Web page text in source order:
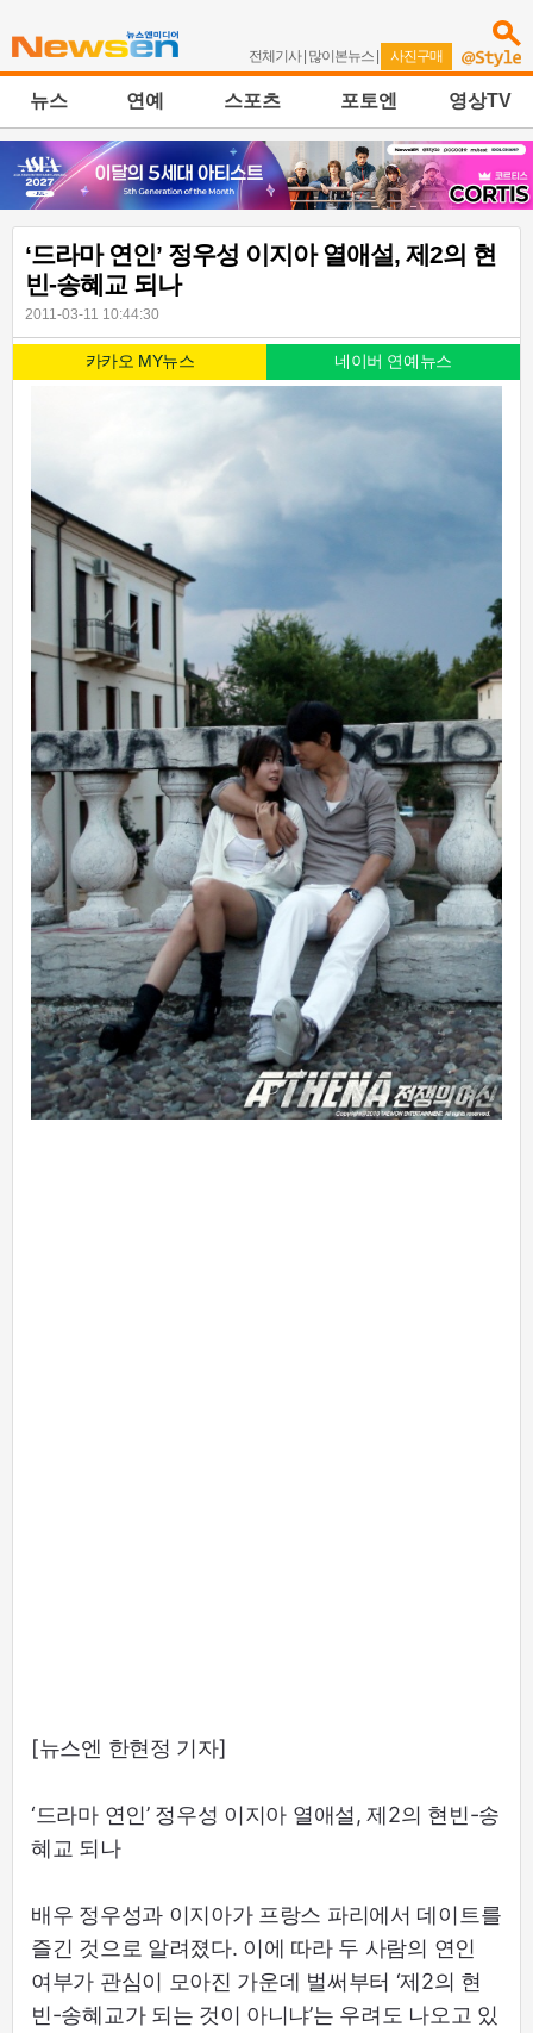
전체기사| 많이본뉴스 | 사진구매
뉴스 연예 스포츠 포토엔 영상TV
‘드라마 연인’ 정우성 이지아 열애설, 제2의 현
빈-송혜교 되나
2011-03-11 10:44:30
카카오 MY뉴스 네이버 연예뉴스
[뉴스엔 한현정 기자]
‘드라마 연인’ 정우성 이지아 열애설, 제2의 현빈-송
혜교 되나
배우 정우성과 이지아가 프랑스 파리에서 데이트를
즐긴 것으로 알려졌다. 이에 따라 두 사람의 연인
여부가 관심이 모아진 가운데 벌써부터 ‘제2의 현
빈-송혜교가 되는 것이 아니냐’는 우려도 나오고 있